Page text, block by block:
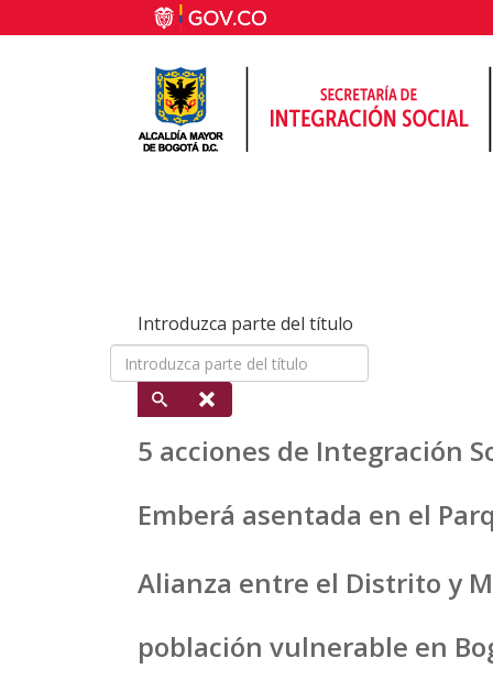
Introduzca parte del título
5 acciones de Integración
Emberá asentada en el
Alianza entre el Distrito y
población vulnerable en